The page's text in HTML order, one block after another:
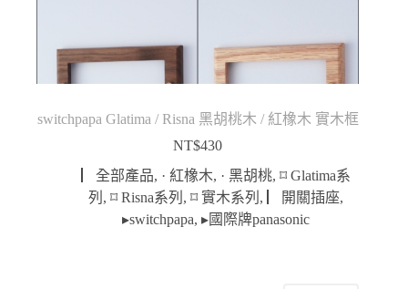
switchpapa Glatima / Risna 黑胡桃木 / 紅橡木 實木框
NT$430
▏全部產品, · 紅橡木, · 黑胡桃,⌑ Glatima系
列 ,⌑ Risna系列 ,⌑ 實木系列 , ▏開關插座,
▸switchpapa,▸國際牌panasonic